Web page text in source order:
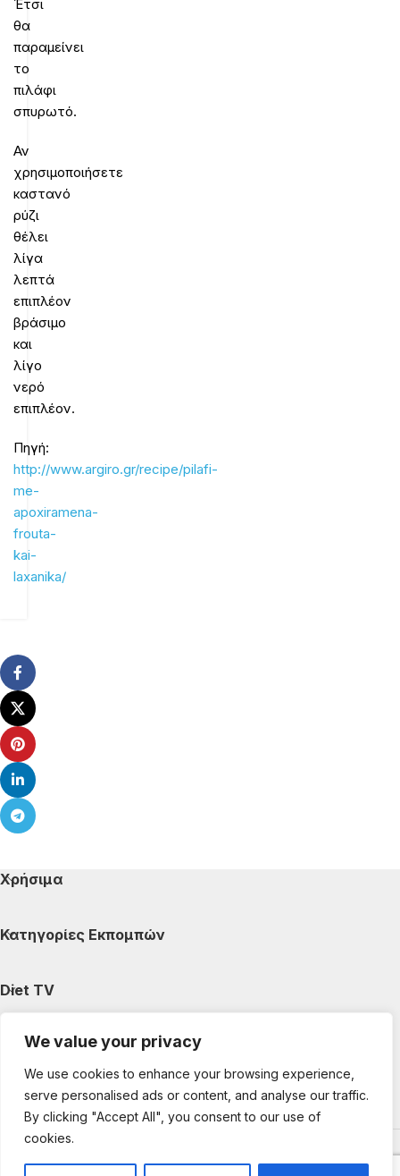
We value your privacy
We use cookies to enhance your browsing experience,
serve personalised ads or content, and analyse our traffic.
By clicking "Accept All", you consent to our use of
cookies.
Έτσι
θα
παραμείνει
το
πιλάφι
σπυρωτό.
Αν
χρησιμοποιήσετε
καστανό
ρύζι
θέλει
λίγα
λεπτά
επιπλέον
βράσιμο
και
λίγο
νερό
επιπλέον.
Πηγή:
http://www.argiro.gr/recipe/pilafi-
me-
apoxiramena-
frouta-
kai-
laxanika/
Χρήσιμα
Κατηγορίες Εκπομπών
Diet TV
Κατηγορίες Άρθρων
Ακολουθήστε μας
Copyright © 2025 DietTV. All Rights Reserved.
development by web-idea.gr